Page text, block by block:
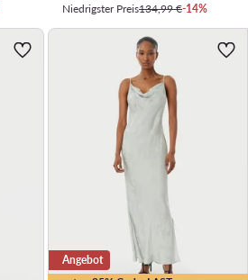
Niedrigster Preis134,99 €-14%
Angebot